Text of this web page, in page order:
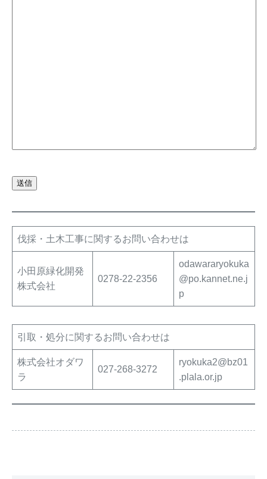
伐採・土木工事に関するお問い合わせは
小田原緑化開発
株式会社
0278-22-2356
odawararyokuka
@po.kannet.ne.j
p
引取・処分に関するお問い合わせは
株式会社オダワ
ラ
027-268-3272
ryokuka2@bz01
.plala.or.jp